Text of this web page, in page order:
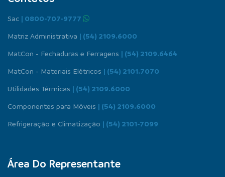
Sac | 0800-707-9777
Matriz Administrativa | (54) 2109.6000
MatCon - Fechaduras e Ferragens | (54) 2109.6464
MatCon - Materiais Elétricos | (54) 2101.7070
Utilidades Térmicas | (54) 2109.6000
Componentes para Móveis | (54) 2109.6000
Refrigeração e Climatização | (54) 2101-7099
Área Do Representante